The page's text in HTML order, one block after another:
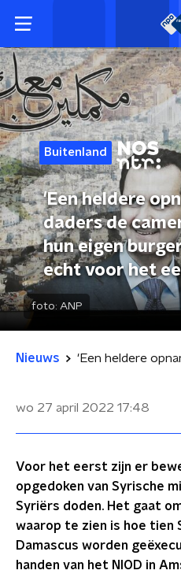
Buitenland
'Een heldere
daders de
hun eigen
echt voor het
foto: ANP
Nieuws
wo 27 april 2022 17:48
Voor het eerst zijn er
opgedoken van Syrische
Syriërs doden. Het gaat
waarop te zien is hoe tien
Damascus worden
handen van het NIOD in